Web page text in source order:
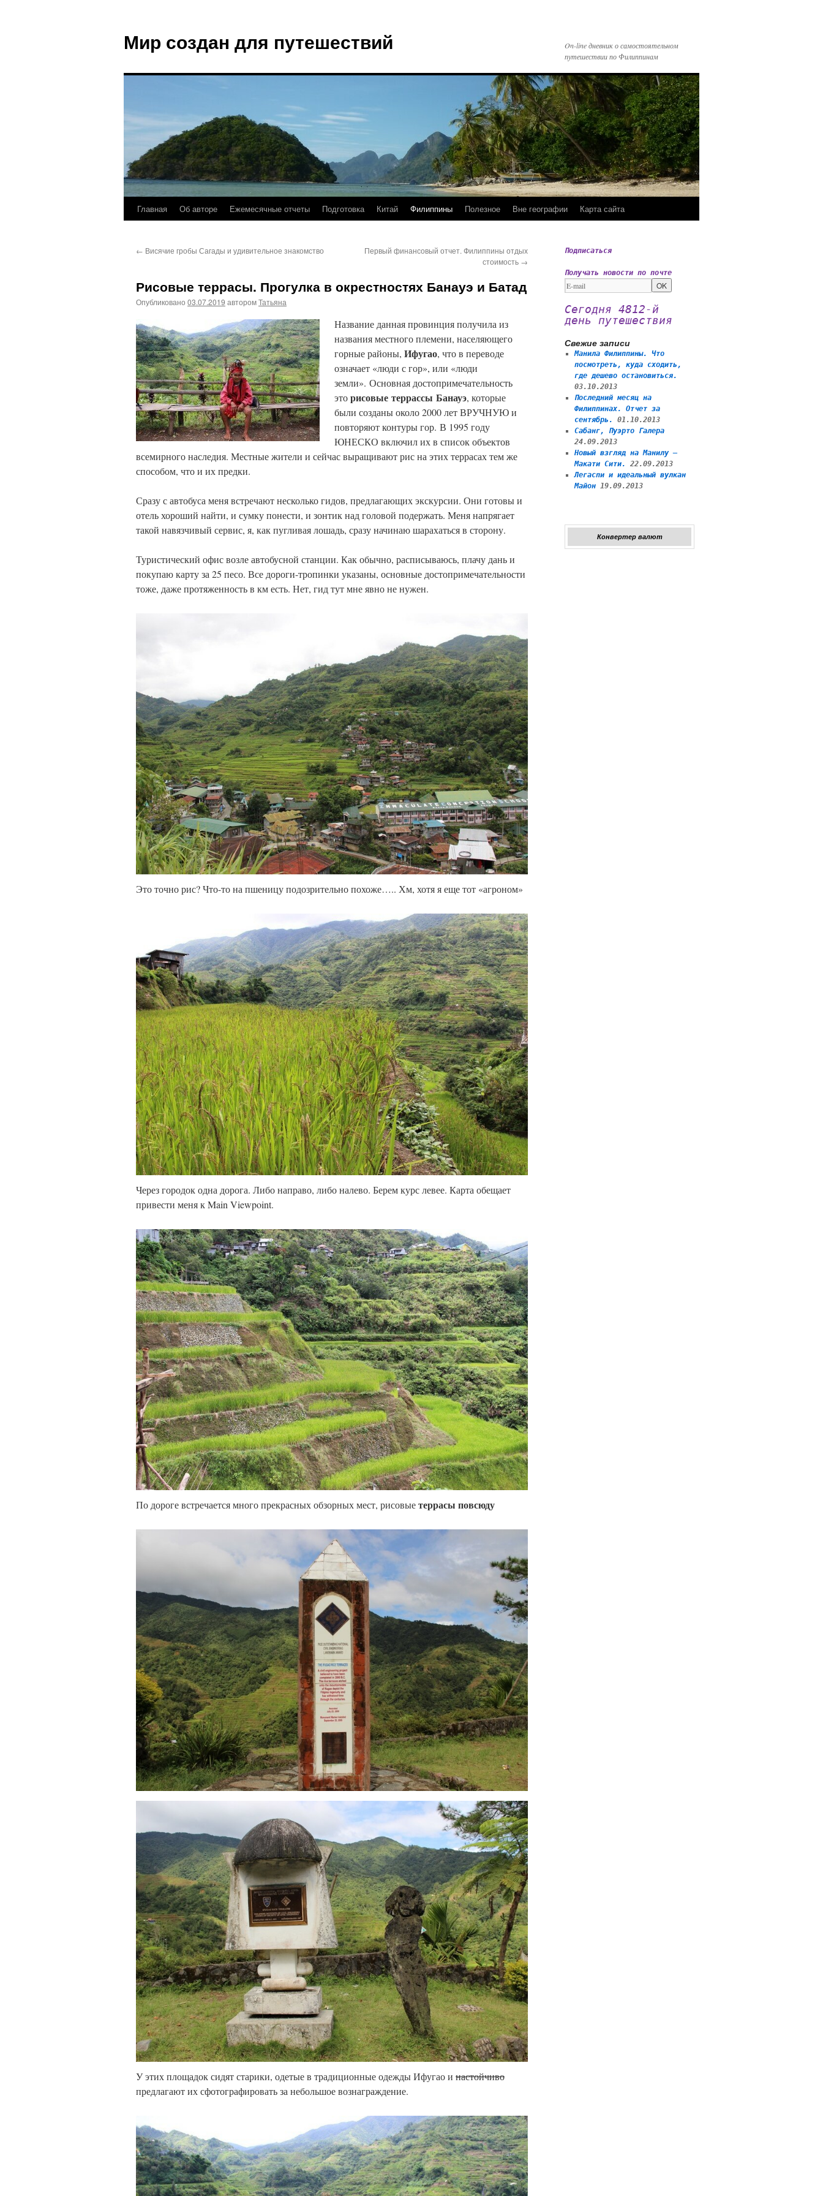
Мир создан для путешествий
On-line дневник о самостоятельном
путешествии по Филиппинам
Главная Об авторе Ежемесячные отчеты Подготовка Китай Филиппины Полезное Вне географии Карта сайта
← Висячие гробы Сагады и удивительное знакомство
Первый финансовый отчет. Филиппины отдых
стоимость →
Рисовые террасы. Прогулка в окрестностях Банауэ и Батад
Опубликовано 03.07.2019 авторомТатьяна
Название данная провинция получила из
названия местного племени, населяющего
горные районы, Ифугао, что в переводе
означает «люди с гор», или «люди
земли». Основная достопримечательность
эторисовые террассы Банауэ, которые
были созданы около 2000 лет ВРУЧНУЮ и
повторяют контуры гор. В 1995 году
ЮНЕСКО включил их в список объектов
всемирного наследия. Местные жители и сейчас выращивают рис на этих террасах тем же
способом, что и их предки.
Сразу с автобуса меня встречают несколько гидов, предлагающих экскурсии. Они готовы и
отель хороший найти, и сумку понести, и зонтик над головой подержать. Меня напрягает
такой навязчивый сервис, я, как пугливая лошадь, сразу начинаю шарахаться в сторону.
Туристический офис возле автобусной станции. Как обычно, расписываюсь, плачу дань и
покупаю карту за 25 песо. Все дороги-тропинки указаны, основные достопримечательности
тоже, даже протяженность в км есть. Нет, гид тут мне явно не нужен.
Это точно рис? Что-то на пшеницу подозрительно похоже….. Хм, хотя я еще тот «агроном»
Через городок одна дорога. Либо направо, либо налево. Берем курс левее. Карта обещает
привести меня к Main Viewpoint.
По дороге встречается много прекрасных обзорных мест, рисовыетеррасы повсюду
У этих площадок сидят старики, одетые в традиционные одежды Ифугао и настойчиво
предлагают их сфотографировать за небольшое вознаграждение.
Подписаться
Получать новости по почте
Сегодня 4812-й
день путешествия
Свежие записи
Манила Филиппины. Что
посмотреть, куда сходить,
где дешево остановиться.
03.10.2013
Последний месяц на
Филиппинах. Отчет за
сентябрь.
01.10.2013
Сабанг, Пуэрто Галера
24.09.2013
Новый взгляд на Манилу —
Макати Сити.
22.09.2013
Легаспи и идеальный вулкан
Майон 19.09.2013
Конвертер валют